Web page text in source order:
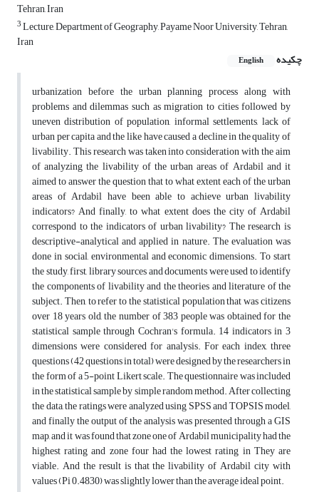
Tehran, Iran
3Lecture, Department of Geography, Payame Noor University, Tehran,
Iran
چکیده
English
urbanization before the urban planning process along with
problems and dilemmas such as migration to cities followed by
uneven distribution of population, informal settlements, lack of
urban per capita and the like have caused a decline in the quality of
livability. This research was taken into consideration with the aim
of analyzing the livability of the urban areas of Ardabil and it
aimed to answer the question that to what extent each of the urban
areas of Ardabil have been able to achieve urban livability
indicators? And finally, to what extent does the city of Ardabil
correspond to the indicators of urban livability? The research is
descriptive-analytical and applied in nature. The evaluation was
done in social, environmental and economic dimensions. To start
the study, first, library sources and documents were used to identify
the components of livability and the theories and literature of the
subject. Then, to refer to the statistical population that was citizens
over 18 years old, the number of 383 people was obtained for the
statistical sample through Cochran's formula. 14 indicators in 3
dimensions were considered for analysis. For each index, three
questions (42 questions in total) were designed by the researchers in
the form of a 5-point Likert scale. The questionnaire was included
in the statistical sample by simple random method. After collecting
the data, the ratings were analyzed using SPSS and TOPSIS model,
and finally the output of the analysis was presented through a GIS
map, and it was found that zone one of Ardabil municipality had the
highest rating and zone four had the lowest rating in They are
viable. And the result is that the livability of Ardabil city with
values (Pi 0.4830) was slightly lower than the average ideal point.